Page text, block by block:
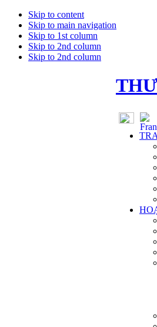
Skip to content
Skip to main navigation
Skip to 1st column
Skip to 2nd column
Skip to 2nd column